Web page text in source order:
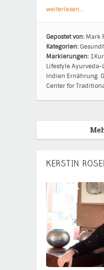
weiterlesen…
Gepostet von: Mark
Kategorien:
Markierungen: 1Kur
LifestyleAyurveda-
Indien Ernährung.
Center for
KERSTIN